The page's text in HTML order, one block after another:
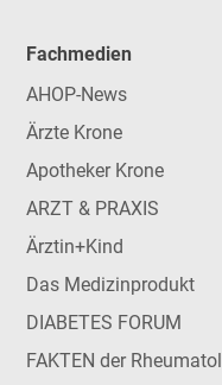
Fachmedien
AHOP-News
Ärzte Krone
Apotheker Krone
ARZT & PRAXIS
Ärztin+Kind
Das Medizinprodukt
DIABETES FORUM
FAKTEN der